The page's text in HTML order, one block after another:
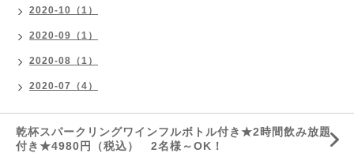
2020-10（1）
2020-09（1）
2020-08（1）
2020-07（4）
乾杯スパークリングワインフルボトル付き★2時間飲み放題
付き★4980円（税込） 2名様～OK！